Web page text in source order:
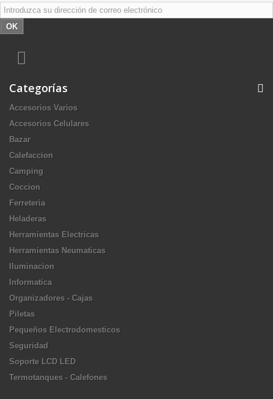
OK
Categorías
Accesorios Varios
Accesorios Celulares
Bazar
Calefaccion
Camping
Coccion
Ferreteria
Heladeras
Herramientas Electricas
Herramientas Neumaticas
Iluminacion
Informatica
Organizadores - Cajas
Piletas
Pequeños Electrodomesticos
Seguridad
Soporte LCD LED
Termotanques - Calefones